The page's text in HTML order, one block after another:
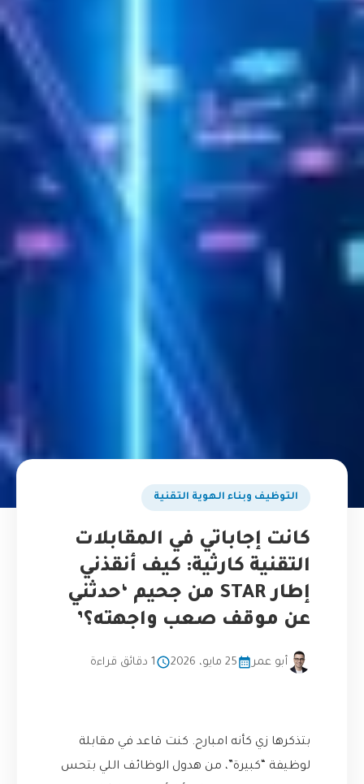
التوظيف وبناء الهوية التقنية
كانت إجاباتي في المقابلات
التقنية كارثية: كيف أنقذني
إطار STAR من جحيم ‘حدثني
عن موقف صعب واجهته؟’
أبو عمر 25 مايو، 2026 1 دقائق قراءة
بتذكرها زي كأنه امبارح. كنت قاعد في مقابلة
لوظيفة “كبيرة”، من هدول الوظائف اللي بتحس